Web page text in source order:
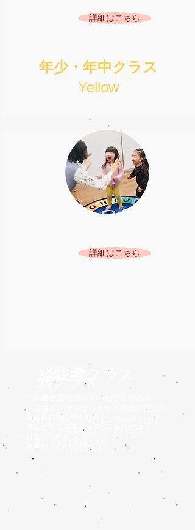
詳細はこちら
詳細はこちら
年少・年中クラス
Yellow
​新クラス
​・習い事や英語が初めて
​・発音がよくなってほしい
​経験者クラス
​・英語をアウトプットする機会がほしい
​・海外に住んでいた/インターナショナル
スクールを卒業した（アドバンス）